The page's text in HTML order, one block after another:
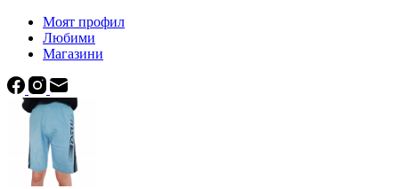
Моят профил
Любими
Магазини